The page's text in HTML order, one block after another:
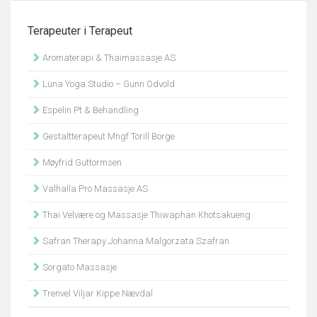
Terapeuter i Terapeut
Aromaterapi & Thaimassasje AS
Luna Yoga Studio – Gunn Odvold
Espelin Pt & Behandling
Gestaltterapeut Mngf Torill Borge
Møyfrid Guttormsen
Valhalla Pro Massasje AS
Thai Velvære og Massasje Thiwaphan Khotsakueng
Safran Therapy Johanna Malgorzata Szafran
Sorgato Massasje
Trenvel Viljar Kippe Nævdal